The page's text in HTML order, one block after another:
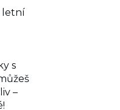
letní
s
–⁠